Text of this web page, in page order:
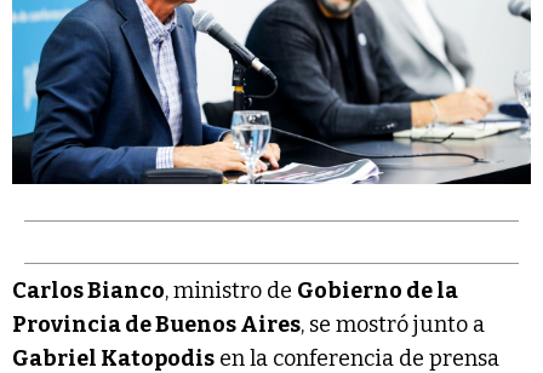
Carlos Bianco, ministro de Gobierno de la
Provincia de Buenos Aires, se mostró junto a
Gabriel Katopodis en la conferencia de prensa